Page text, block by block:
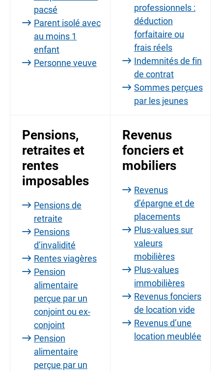
pacsé
Parent isolé avec
au moins 1
enfant
Personne veuve
professionnels :
déduction
forfaitaire ou
frais réels
Indemnités de fin
de contrat
Sommes perçues
par les jeunes
Pensions,
retraites et
rentes
imposables
Pensions de
retraite
Pensions
d’invalidité
Rentes viagères
Pension
alimentaire
perçue par un
conjoint ou ex-
conjoint
Pension
alimentaire
perçue par un
Revenus
fonciers et
mobiliers
Revenus
d’épargne et de
placements
Plus-values sur
valeurs
mobilières
Plus-values
immobilières
Revenus fonciers
de location vide
Revenus d’une
location meublée